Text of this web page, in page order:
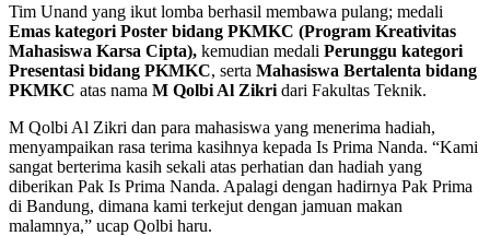
Tim Unand yang ikut lomba berhasil membawa pulang; medali
Emas kategori Poster bidang PKMKC (Program Kreativitas
Mahasiswa Karsa Cipta), kemudian medali Perunggu kategori
Presentasi bidang PKMKC, serta Mahasiswa Bertalenta bidang
PKMKC atas nama M Qolbi Al Zikri dari Fakultas Teknik.
M Qolbi Al Zikri dan para mahasiswa yang menerima hadiah,
menyampaikan rasa terima kasihnya kepada Is Prima Nanda. “Kami
sangat berterima kasih sekali atas perhatian dan hadiah yang
diberikan Pak Is Prima Nanda. Apalagi dengan hadirnya Pak Prima
di Bandung, dimana kami terkejut dengan jamuan makan
malamnya,” ucap Qolbi haru.